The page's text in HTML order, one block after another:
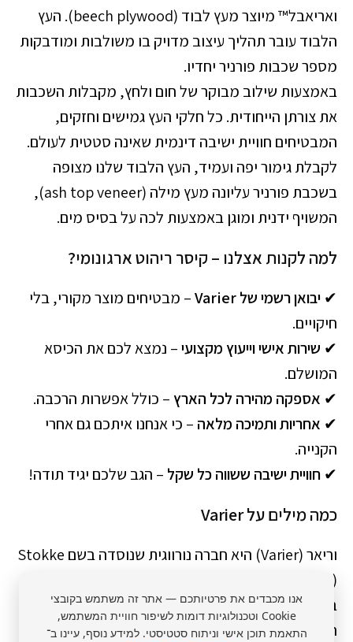
אנו מכבדים את פרטיותכם — אתר זה משתמש בקובצי
Cookie וטכנולוגיות דומות לשיפור חוויית המשתמש,
התאמת תוכן אישי וניתוח סטטיסטי. למידע נוסף, עיינו ב־
ואריאבל™ מיוצר מעץ לבוד (beech plywood). העץ
הלבוד עובר תהליך עיצוב מדויק בו משולבות ומודבקות
מספר שכבות פורניר יחדיו.
באמצעות שילוב מבוקר של חום ולחץ, מקבלות השכבות
את צורתן הייחודית. כל חלקי העץ גמישים וחזקים,
המבטיחים חוויית ישיבה דינמית שאינה סטטית לעולם.
לקבלת גימור יפה ועמיד, העץ הלבוד שלנו מצופה
בשכבת פורניר עליונה מעץ מילה (ash top veneer),
המשויף ידנית ומוגן באמצעות לכה על בסיס מים.
למה לקנות אצלנו – קיסר ריהוט ארגונומי?
✔ יבואן רשמי של Varier
– מבטיחים מוצר מקורי, בלי
חיקויים.
✔ שירות אישי וייעוץ מקצועי– נמצא לכם את הכיסא
המושלם.
✔ אספקה מהירה לכל הארץ – כולל אפשרות הרכבה.
✔ אחריות ותמיכה מלאה – כי אנחנו איתכם גם אחרי
הקנייה.
✔ חוויית ישיבה ששווה כל שקל – הגב שלכם יגיד תודה!
כמה מילים על Varier
וריאר (Varier) היא חברה נורווגית שנוסדה בשם Stokke
במיוחד בעיצובים הארגונומיים החדשניים שלה, כולל
הכיסא המפורסם Variable™ (ואריאבל), שנקרא בעבר